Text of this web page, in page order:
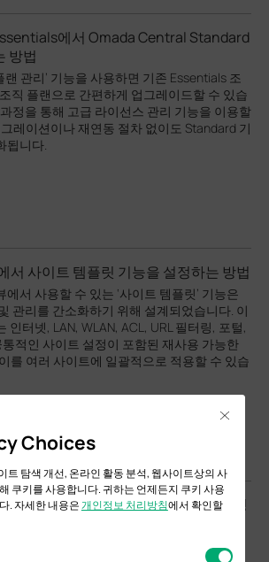
에서 Omada Central Standard
방법
관리’ 기능을 사용하면 기존 Essentials 조
직 플랜으로 간편하게 업그레이드할 수 있습
정을 통해 고급 라이선스 관리 기능을 이용할
레이션이나 재연동 절차 없이도 Standard 기
됩니다.
서 사이트 템플릿 기능을 설정하는 방법
서 사용할 수 있는 ‘사이트 템플릿’ 기능은
관리를 간소화하기 위해 설계되었습니다. 이
인터넷, LAN, WLAN, ACL, URL 필터링, 포털,
적인 사이트 설정이 포함된 재사용 가능한
를 여러 사이트에 일괄적으로 적용할 수 있습
장치를 사용해 PtMP 무선 연결을 구성
PtMP 연결을 구성하는 다섯 가지 시나리오
Choices
트 탐색 개선, 온라인 활동 분석, 웹사이트상의 사
쿠키를 사용합니다. 귀하는 언제든지 쿠키 사용
. 자세한 내용은개인정보 처리방침에서 확인할
Close